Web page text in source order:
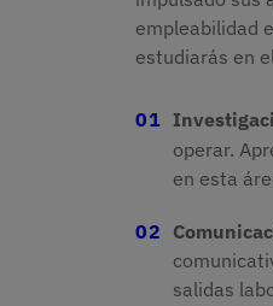
empleabilidad
estudiarás en
operar.
en esta
salidas